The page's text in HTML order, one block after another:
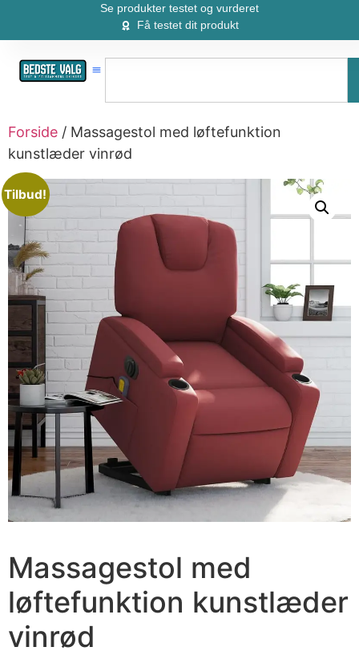
Se produkter testet og vurderet
Få testet dit produkt
Forside / Massagestol med løftefunktion
kunstlæder vinrød
Tilbud!
Massagestol med
løftefunktion kunstlæder
vinrød